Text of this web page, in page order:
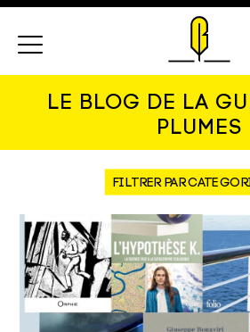
LE BLOG DE LA
PLUMES